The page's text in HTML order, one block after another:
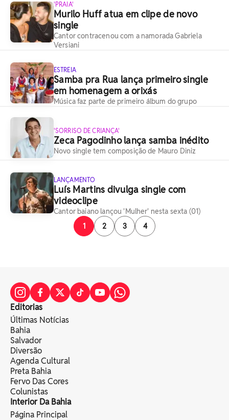
'PRAIA'
Murilo Huff atua em clipe de novo
single
Cantor contracenou com a namorada Gabriela
Versiani
ESTREIA
Samba pra Rua lança primeiro single
em homenagem a orixás
Música faz parte de primeiro álbum do grupo
'SORRISO DE CRIANÇA'
Zeca Pagodinho lança samba inédito
Novo single tem composição de Mauro Diniz
LANÇAMENTO
Luís Martins divulga single com
videoclipe
Cantor baiano lançou 'Mulher' nesta sexta (01)
1
2 3 4
Editorias
Últimas Notícias
Bahia
Salvador
Diversão
Agenda Cultural
Preta Bahia
Fervo Das Cores
Colunistas
Interior Da Bahia
Página Principal